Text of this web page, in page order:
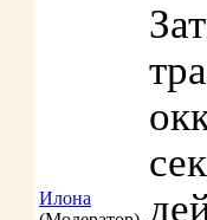
Илона